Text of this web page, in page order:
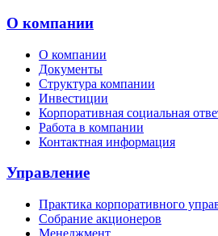
О компании
О компании
Документы
Структура компании
Инвестиции
Корпоративная социальная
Работа в компании
Контактная информация
Управление
Практика корпоративного
Собрание акционеров
Менеджмент